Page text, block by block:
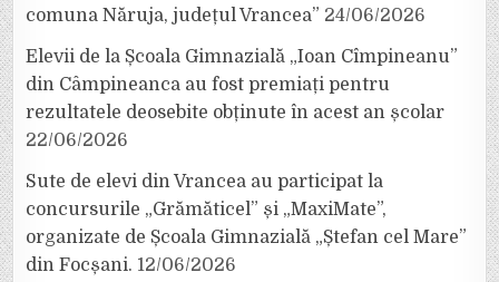
comuna Năruja, județul Vrancea” 24/06/2026
Elevii de la Școala Gimnazială „Ioan Cîmpineanu”
din Câmpineanca au fost premiați pentru
rezultatele deosebite obținute în acest an școlar
22/06/2026
Sute de elevi din Vrancea au participat la
concursurile „Grămăticel” și „MaxiMate”,
organizate de Școala Gimnazială „Ștefan cel Mare”
din Focșani. 12/06/2026